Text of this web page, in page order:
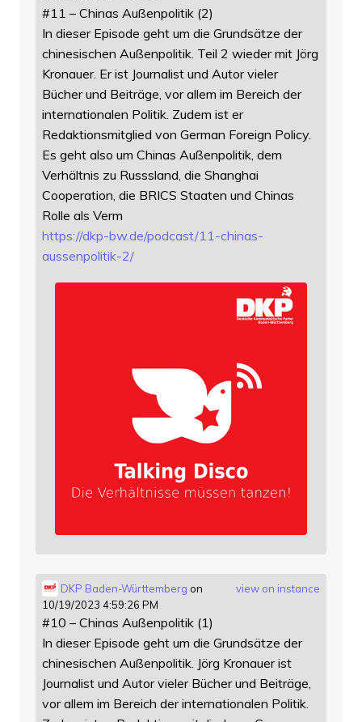
#11 – Chinas Außenpolitik (2)
In dieser Episode geht um die Grundsätze der
chinesischen Außenpolitik. Teil 2 wieder mit Jörg
Kronauer. Er ist Journalist und Autor vieler
Bücher und Beiträge, vor allem im Bereich der
internationalen Politik. Zudem ist er
Redaktionsmitglied von German Foreign Policy.
Es geht also um Chinas Außenpolitik, dem
Verhältnis zu Russsland, die Shanghai
Cooperation, die BRICS Staaten und Chinas
Rolle als Verm
https://dkp-bw.de/podcast/11-chinas-
aussenpolitik-2/
view on instance
DKP Baden-Württemberg on
10/19/2023 4:59:26 PM
#10 – Chinas Außenpolitik (1)
In dieser Episode geht um die Grundsätze der
chinesischen Außenpolitik. Jörg Kronauer ist
Journalist und Autor vieler Bücher und Beiträge,
vor allem im Bereich der internationalen Politik.